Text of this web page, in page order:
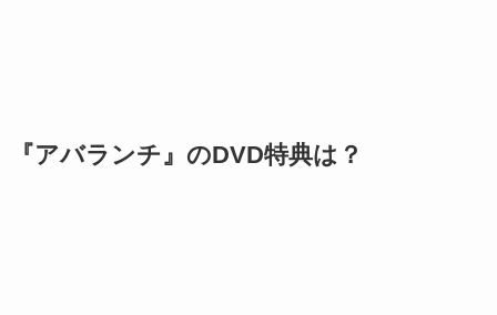
『アバランチ』のDVD特典は？